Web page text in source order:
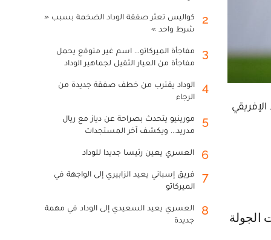
2
كواليس تعثر صفقة الوداد الضخمة بسبب «
شرط واحد »
3
مفاجأة الميركاتو... اسم غير متوقع يحمل
مفاجأة من العيار الثقيل لجماهير الوداد
4
الوداد يقترب من خطف صفقة جديدة من
الرجاء
5
مورينيو يتحدث بصراحة عن دياز مع ريال
مدريد... ويكشف آخر المستجدات
6 العسري يعين رئيسا جديدا للوداد
7
فريق إسباني يعيد الزابيري إلى الواجهة في
الميركاتو
8
العسري يعيد السعيدي إلى الوداد في مهمة
جديدة